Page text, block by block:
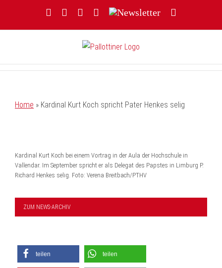
FacebookYouTubeInstagram
Threads
Newsletter
Home » Kardinal Kurt Koch spricht Pater Henkes selig
Kardinal Kurt Koch bei einem Vortrag in der Aula der Hochschule in
Vallendar. Im September spricht er als Delegat des Papstes in Limburg P.
Richard Henkes selig. Foto: Verena Breitbach/PTHV
ZUM NEWS-ARCHIV
teilen teilen